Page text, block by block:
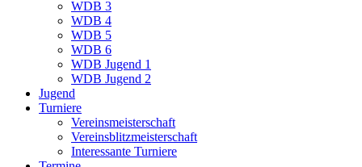
WDB 3
WDB 4
WDB 5
WDB 6
WDB Jugend 1
WDB Jugend 2
Jugend
Turniere
Vereinsmeisterschaft
Vereinsblitzmeisterschaft
Interessante Turniere